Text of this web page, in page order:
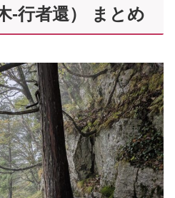
-行者還） まとめ